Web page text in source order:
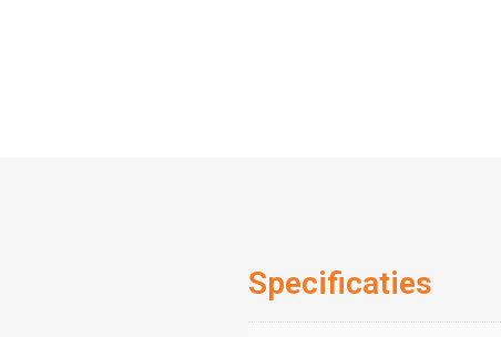
Specificaties